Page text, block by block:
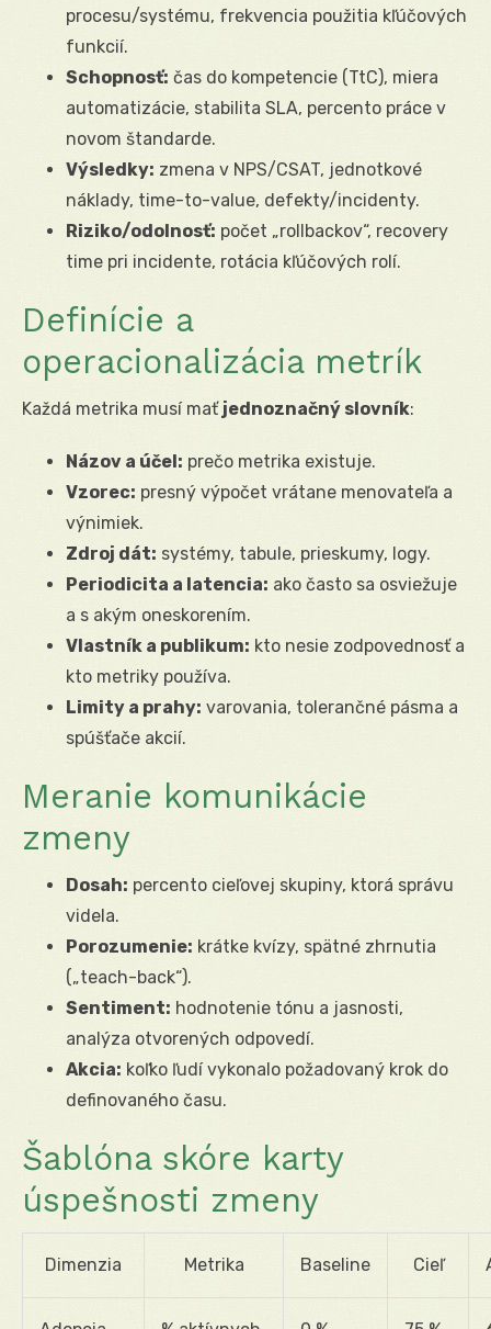
procesu/systému, frekvencia použitia kľúčových
funkcií.
Schopnosť: čas do kompetencie (TtC), miera
automatizácie, stabilita SLA, percento práce v
novom štandarde.
Výsledky: zmena v NPS/CSAT, jednotkové
náklady, time-to-value, defekty/incidenty.
Riziko/odolnosť: počet „rollbackov“, recovery
time pri incidente, rotácia kľúčových rolí.
Definície a
operacionalizácia metrík
Každá metrika musí mať jednoznačný slovník:
Názov a účel: prečo metrika existuje.
Vzorec: presný výpočet vrátane menovateľa a
výnimiek.
Zdroj dát: systémy, tabule, prieskumy, logy.
Periodicita a latencia: ako často sa osviežuje
a s akým oneskorením.
Vlastník a publikum: kto nesie zodpovednosť a
kto metriky používa.
Limity a prahy: varovania, tolerančné pásma a
spúšťače akcií.
Meranie komunikácie
zmeny
Dosah: percento cieľovej skupiny, ktorá správu
videla.
Porozumenie: krátke kvízy, spätné zhrnutia
(„teach-back“).
Sentiment: hodnotenie tónu a jasnosti,
analýza otvorených odpovedí.
Akcia: koľko ľudí vykonalo požadovaný krok do
definovaného času.
Šablóna skóre karty
úspešnosti zmeny
Dimenzia Metrika Baseline Cieľ